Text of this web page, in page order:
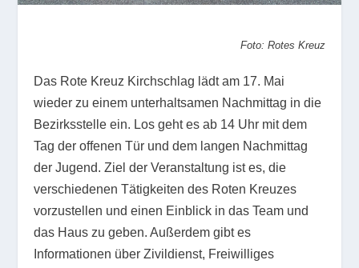
Foto: Rotes Kreuz
Das Rote Kreuz Kirchschlag lädt am 17. Mai
wieder zu einem unterhaltsamen Nachmittag in die
Bezirksstelle ein. Los geht es ab 14 Uhr mit dem
Tag der offenen Tür und dem langen Nachmittag
der Jugend. Ziel der Veranstaltung ist es, die
verschiedenen Tätigkeiten des Roten Kreuzes
vorzustellen und einen Einblick in das Team und
das Haus zu geben. Außerdem gibt es
Informationen über Zivildienst, Freiwilliges